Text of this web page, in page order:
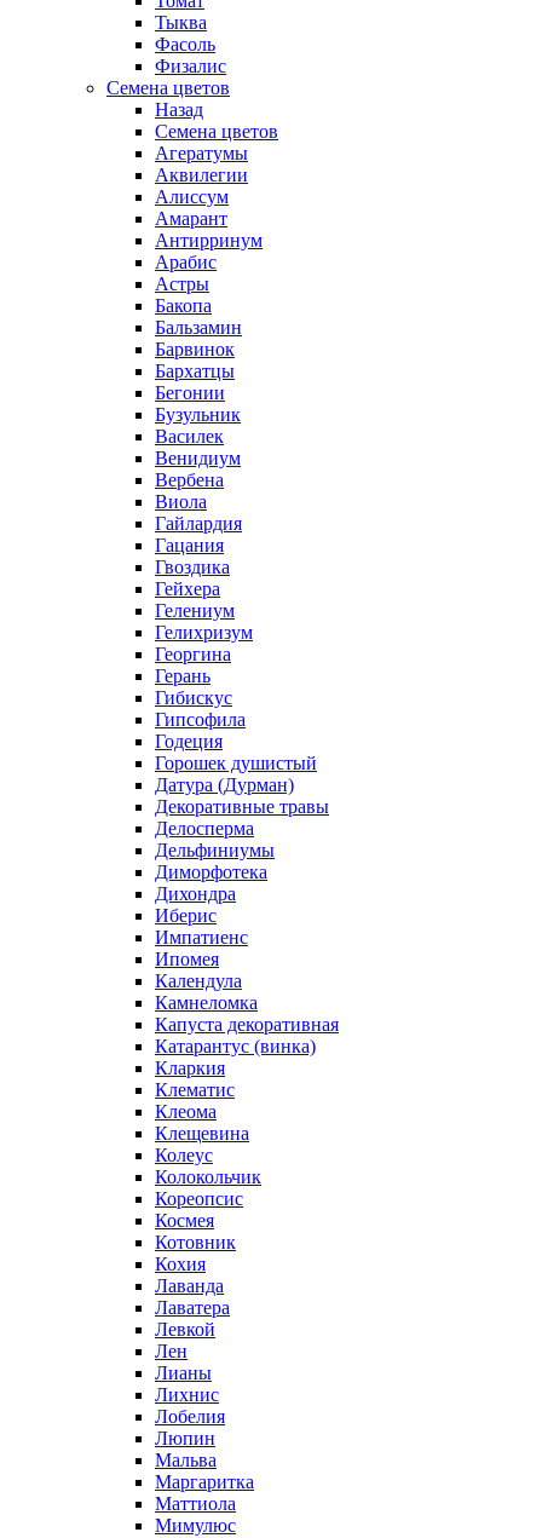
Тыква
Фасоль
Физалис
Семена цветов
Назад
Семена цветов
Агератумы
Аквилегии
Алиссум
Амарант
Антирринум
Арабис
Астры
Бакопа
Бальзамин
Барвинок
Бархатцы
Бегонии
Бузульник
Василек
Венидиум
Вербена
Виола
Гайлардия
Гацания
Гвоздика
Гейхера
Гелениум
Гелихризум
Георгина
Герань
Гибискус
Гипсофила
Годеция
Горошек душистый
Датура (Дурман)
Декоративные травы
Делосперма
Дельфиниумы
Диморфотека
Дихондра
Иберис
Импатиенс
Ипомея
Календула
Камнеломка
Капуста декоративная
Катарантус (винка)
Кларкия
Клематис
Клеома
Клещевина
Колеус
Колокольчик
Кореопсис
Космея
Котовник
Кохия
Лаванда
Лаватера
Левкой
Лен
Лианы
Лихнис
Лобелия
Люпин
Мальва
Маргаритка
Маттиола
Мимулюс